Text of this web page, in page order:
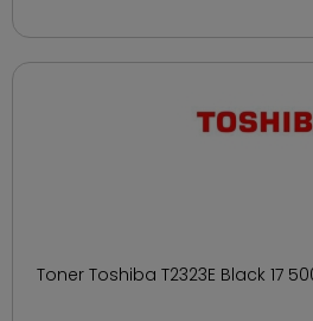
Toner Toshiba T2323E Black 17